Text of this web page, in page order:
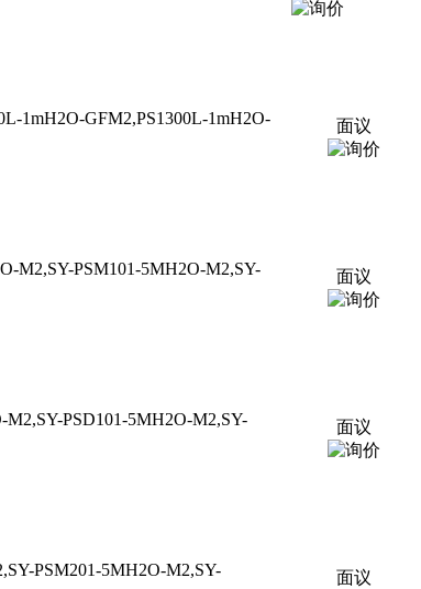
1mH2O-GFM2,PS1300L-1mH2O-
面议
M2,SY-PSM101-5MH2O-M2,SY-
面议
PSD101-5MH2O-M2,SY-
面议
PSM201-5MH2O-M2,SY-
面议